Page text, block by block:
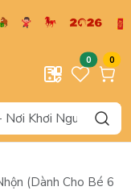
0 0
(Dành Cho Bé 6